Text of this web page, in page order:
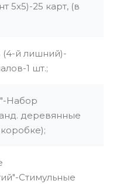
5x5)-25 карт, (в
й лишний)-
1 шт.;
Набор
деревянные
Стимульные